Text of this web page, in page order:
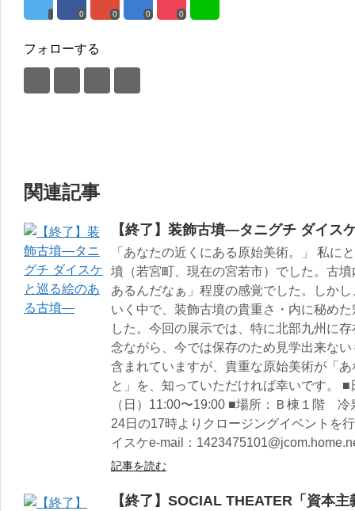
0 0 0 0
フォローする
関連記事
【終了】装飾古墳―タニグチ ダイス
「あなたの近くにある原始美術。」 私に
墳（若宮町、現在の宮若市）でした。古
あるんだなぁ」程度の感覚でした。しか
いく中で、装飾古墳の貴重さ・内に秘め
した。今回の展示では、特に北部九州に
念ながら、今では保存のため見学出来な
含まれていますが、貴重な原始美術が「
と」を、知っていただければ幸いです。
（日）11:00〜19:00 ■場所：Ｂ棟１階
24日の17時よりクロージングイベントを
イスケe-mail：
記事を読む
【終了】SOCIAL THEATER「資本